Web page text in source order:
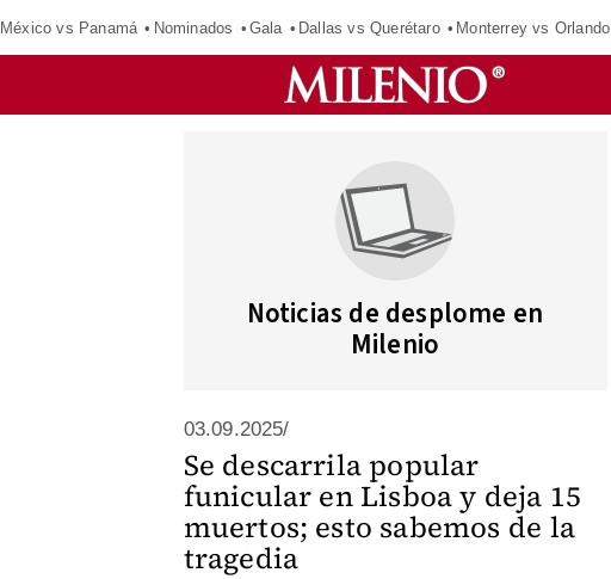
México vs Panamá Nominados Gala Dallas vs Querétaro Monterrey vs Orlando
Noticias de desplome en
Milenio
03.09.2025/
Se descarrila popular
funicular en Lisboa y deja 15
muertos; esto sabemos de la
tragedia